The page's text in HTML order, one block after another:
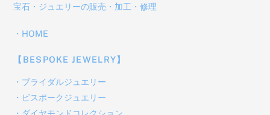
宝石・ジュエリーの販売・加工・修理
・ HOME
【BESPOKE JEWELRY】
・ ブライダルジュエリー
・ ビスポークジュエリー
・ ダイヤモンドコレクション